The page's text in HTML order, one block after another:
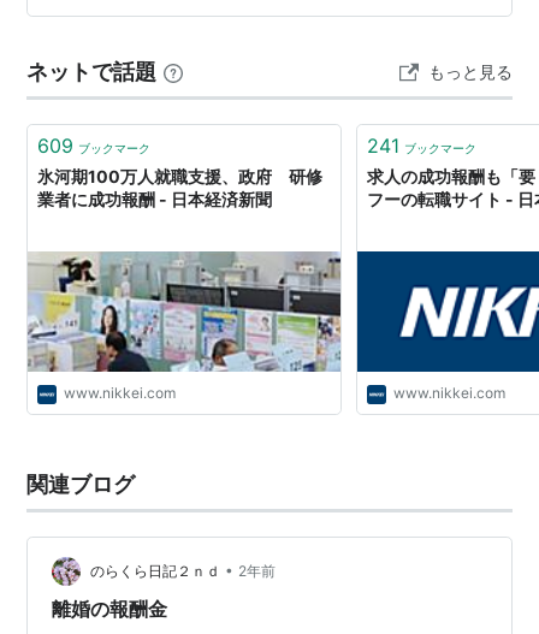
ても時間の無駄ですし、そっと離れて携帯に着信拒否な
勝ち！昔からこういうじゃないですか！ でも分かり合え
るようにしたいと言うならば…
ネットで話題 もっと見る
609 ブックマーク
氷河期100万人就職支援、政府 研修
業者に成功報酬 - 日本経済新聞
www.nikkei.com
241 ブックマーク
求人の成功報酬も「
フーの転職サイト -
www.nikkei.com
関連ブログ
のらくら日記２ｎｄ • 2年前
離婚の報酬金